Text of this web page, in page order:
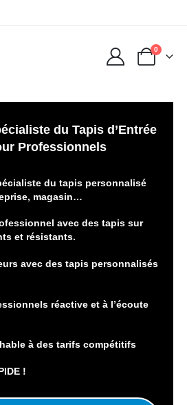
0
du Tapis d’Entrée
Professionnels
du tapis personnalisé
magasin…
avec des tapis sur
et résistants.
avec des tapis personnalisés
réactive et à l’écoute
à des tarifs compétitifs
!